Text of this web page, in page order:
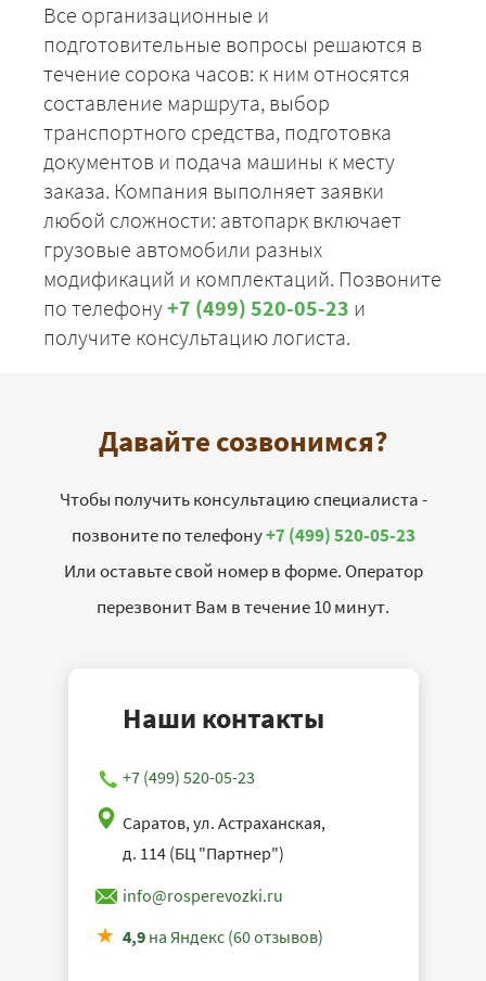
Все организационные и
подготовительные вопросы решаются в
течение сорока часов: к ним относятся
составление маршрута, выбор
транспортного средства, подготовка
документов и подача машины к месту
заказа. Компания выполняет заявки
любой сложности: автопарк включает
грузовые автомобили разных
модификаций и комплектаций. Позвоните
по телефону+7 (499) 520-05-23 и
получите консультацию логиста.
Давайте созвонимся?
Чтобы получить консультацию специалиста -
позвоните по телефону+7 (499) 520-05-23
Или оставьте свой номер в форме. Оператор
перезвонит Вам в течение 10 минут.
Наши контакты
+7 (499) 520-05-23
Саратов, ул. Астраханская,
д. 114 (БЦ "Партнер")
info@rosperevozki.ru
4,9на Яндекс (60 отзывов)